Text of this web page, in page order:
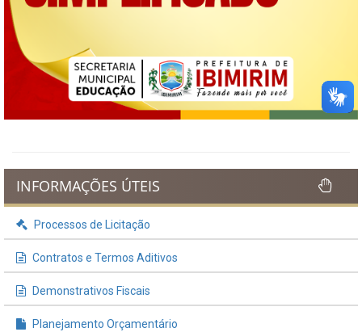
INFORMAÇÕES ÚTEIS
Processos de Licitação
Contratos e Termos Aditivos
Demonstrativos Fiscais
Planejamento Orçamentário